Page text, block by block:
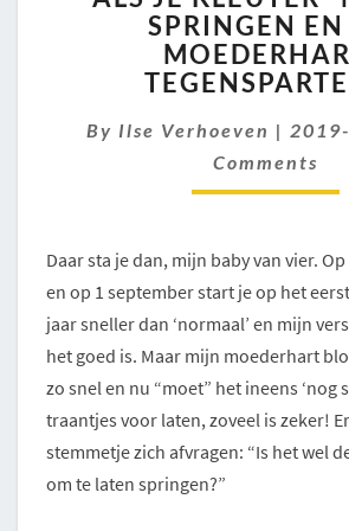
KLEUTER
“MOET”
JE
SPRINGEN EN
By Ilse Verhoeven |
Comments
Daar sta je dan, mijn baby van vier.
en op 1 september start je op het
jaar sneller dan ‘normaal’ en mijn
het goed is. Maar mijn moederhart
zo snel en nu “moet” het ineens ‘nog
traantjes voor laten, zoveel is zeker!
stemmetje zich afvragen: “Is het wel
om te laten springen?”